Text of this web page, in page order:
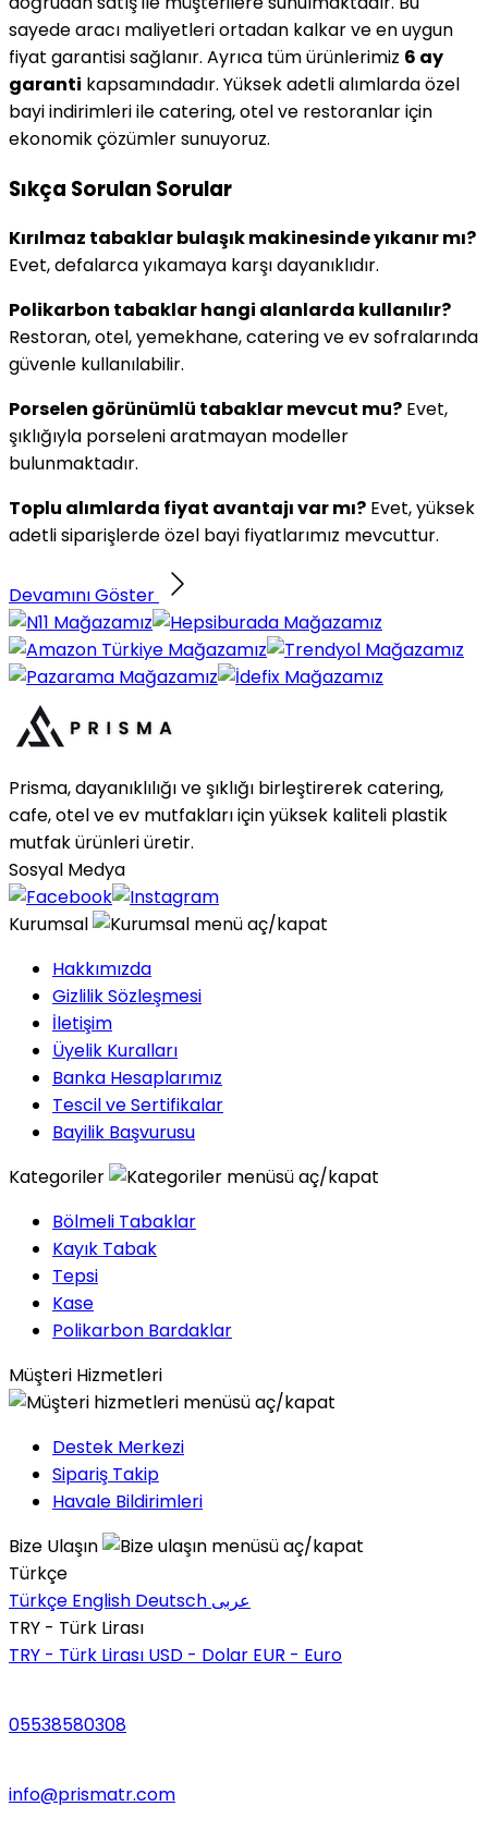
sayede aracı maliyetleri ortadan kalkar ve en uygun
fiyat garantisi sağlanır. Ayrıca tüm ürünlerimiz 6 ay
garanti kapsamındadır. Yüksek adetli alımlarda özel
bayi indirimleri ile catering, otel ve restoranlar için
ekonomik çözümler sunuyoruz.
Sıkça Sorulan Sorular
Kırılmaz tabaklar bulaşık makinesinde yıkanır mı?
Evet, defalarca yıkamaya karşı dayanıklıdır.
Polikarbon tabaklar hangi alanlarda kullanılır?
Restoran, otel, yemekhane, catering ve ev sofralarında
güvenle kullanılabilir.
Porselen görünümlü tabaklar mevcut mu? Evet,
şıklığıyla porseleni aratmayan modeller
bulunmaktadır.
Toplu alımlarda fiyat avantajı var mı? Evet, yüksek
adetli siparişlerde özel bayi fiyatlarımız mevcuttur.
Devamını Göster
Prisma, dayanıklılığı ve şıklığı birleştirerek catering,
cafe, otel ve ev mutfakları için yüksek kaliteli plastik
mutfak ürünleri üretir.
Sosyal Medya
Kurumsal
Hakkımızda
Gizlilik Sözleşmesi
İletişim
Üyelik Kuralları
Banka Hesaplarımız
Tescil ve Sertifikalar
Bayilik Başvurusu
Kategoriler
Bölmeli Tabaklar
Kayık Tabak
Tepsi
Kase
Polikarbon Bardaklar
Müşteri Hizmetleri
Destek Merkezi
Sipariş Takip
Havale Bildirimleri
Bize Ulaşın
Türkçe
Türkçe English Deutsch عربى
TRY - Türk Lirası
TRY - Türk Lirası USD - Dolar EUR - Euro
05538580308
info@prismatr.com